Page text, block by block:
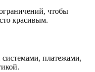
чтобы
красивым.
платежами,